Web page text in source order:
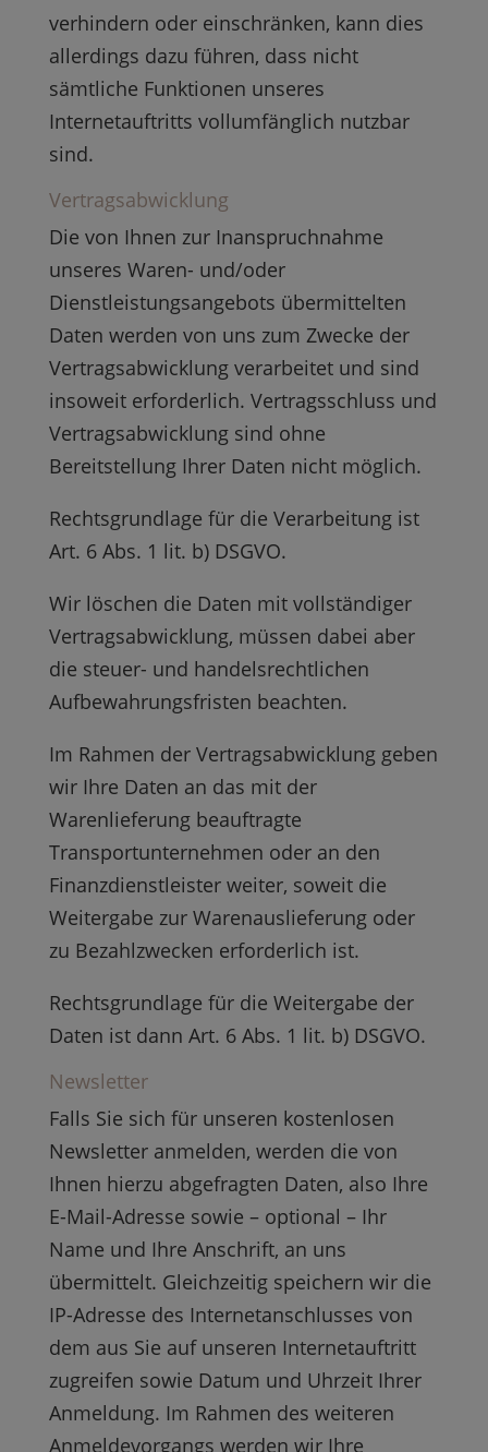
verhindern oder einschränken, kann dies
allerdings dazu führen, dass nicht
sämtliche Funktionen unseres
Internetauftritts vollumfänglich nutzbar
sind.
Vertragsabwicklung
Die von Ihnen zur Inanspruchnahme
unseres Waren- und/oder
Dienstleistungsangebots übermittelten
Daten werden von uns zum Zwecke der
Vertragsabwicklung verarbeitet und sind
insoweit erforderlich. Vertragsschluss und
Vertragsabwicklung sind ohne
Bereitstellung Ihrer Daten nicht möglich.
Rechtsgrundlage für die Verarbeitung ist
Art. 6 Abs. 1 lit. b) DSGVO.
Wir löschen die Daten mit vollständiger
Vertragsabwicklung, müssen dabei aber
die steuer- und handelsrechtlichen
Aufbewahrungsfristen beachten.
Im Rahmen der Vertragsabwicklung geben
wir Ihre Daten an das mit der
Warenlieferung beauftragte
Transportunternehmen oder an den
Finanzdienstleister weiter, soweit die
Weitergabe zur Warenauslieferung oder
zu Bezahlzwecken erforderlich ist.
Rechtsgrundlage für die Weitergabe der
Daten ist dann Art. 6 Abs. 1 lit. b) DSGVO.
Newsletter
Falls Sie sich für unseren kostenlosen
Newsletter anmelden, werden die von
Ihnen hierzu abgefragten Daten, also Ihre
E-Mail-Adresse sowie – optional – Ihr
Name und Ihre Anschrift, an uns
übermittelt. Gleichzeitig speichern wir die
IP-Adresse des Internetanschlusses von
dem aus Sie auf unseren Internetauftritt
zugreifen sowie Datum und Uhrzeit Ihrer
Anmeldung. Im Rahmen des weiteren
Anmeldevorgangs werden wir Ihre